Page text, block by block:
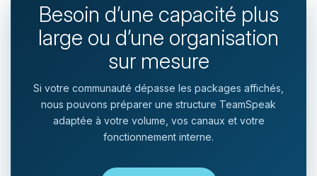
Besoin d’une capacité plus
large ou d’une organisation
sur mesure
Si votre communauté dépasse les packages affichés,
nous pouvons préparer une structure TeamSpeak
adaptée à votre volume, vos canaux et votre
fonctionnement interne.